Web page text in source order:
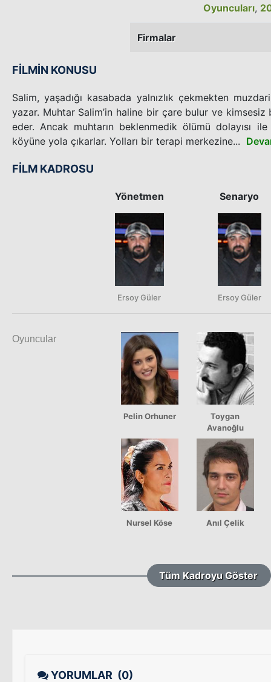
Oyuncuları,
Firmalar
FİLMİN KONUSU
Salim, yaşadığı kasabada yalnızlık çekmekten
yazar. Muhtar Salim’in haline bir çare bulur ve
eder. Ancak muhtarın beklenmedik ölümü dolayısı
köyüne yola çıkarlar. Yolları bir terapi merkezine...
FİLM KADROSU
Yönetmen
Ersoy Güler
Senaryo
Ersoy Güler
Oyuncular
Pelin Orhuner
Toygan
Avanoğlu
Nursel Köse Anıl Çelik
Tüm Kadroyu Göster
YORUMLAR (0)